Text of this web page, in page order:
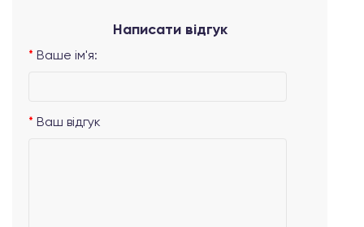
Написати відгук
Ваше ім'я:
Ваш відгук